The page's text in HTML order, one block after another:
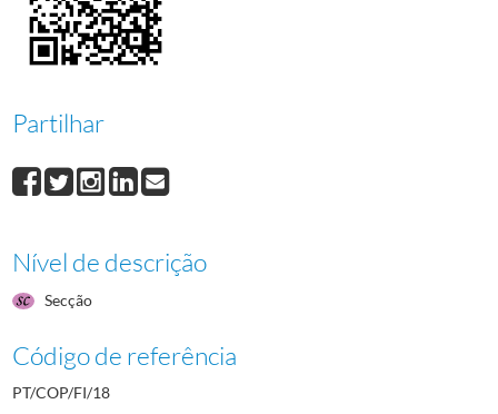
25Jogos da XXV Olimpíada, Barcelona 1992
26 Jogos da XXVI Olimpíada, Atlanta 1996
Partilhar
Nível de descrição
Secção
Código de referência
PT/COP/FI/18